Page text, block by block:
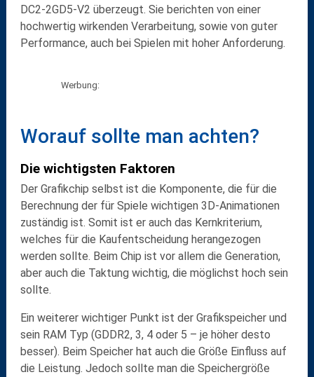
DC2-2GD5-V2 überzeugt. Sie berichten von einer
hochwertig wirkenden Verarbeitung, sowie von guter
Performance, auch bei Spielen mit hoher Anforderung.
Werbung:
Worauf sollte man achten?
Die wichtigsten Faktoren
Der Grafikchip selbst ist die Komponente, die für die
Berechnung der für Spiele wichtigen 3D-Animationen
zuständig ist. Somit ist er auch das Kernkriterium,
welches für die Kaufentscheidung herangezogen
werden sollte. Beim Chip ist vor allem die Generation,
aber auch die Taktung wichtig, die möglichst hoch sein
sollte.
Ein weiterer wichtiger Punkt ist der Grafikspeicher und
sein RAM Typ (GDDR2, 3, 4 oder 5 – je höher desto
besser). Beim Speicher hat auch die Größe Einfluss auf
die Leistung. Jedoch sollte man die Speichergröße